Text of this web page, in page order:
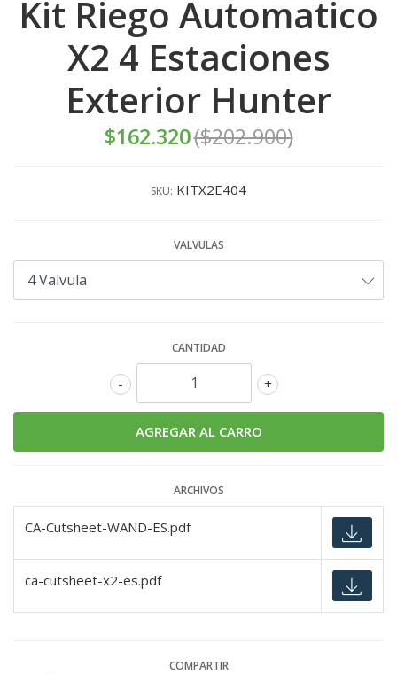
Kit Riego Automatico
X2 4 Estaciones
Exterior Hunter
$162.320($202.900)
SKU: KITX2E404
VALVULAS
CANTIDAD
+
-
ARCHIVOS
CA-Cutsheet-WAND-ES.pdf
ca-cutsheet-x2-es.pdf
COMPARTIR